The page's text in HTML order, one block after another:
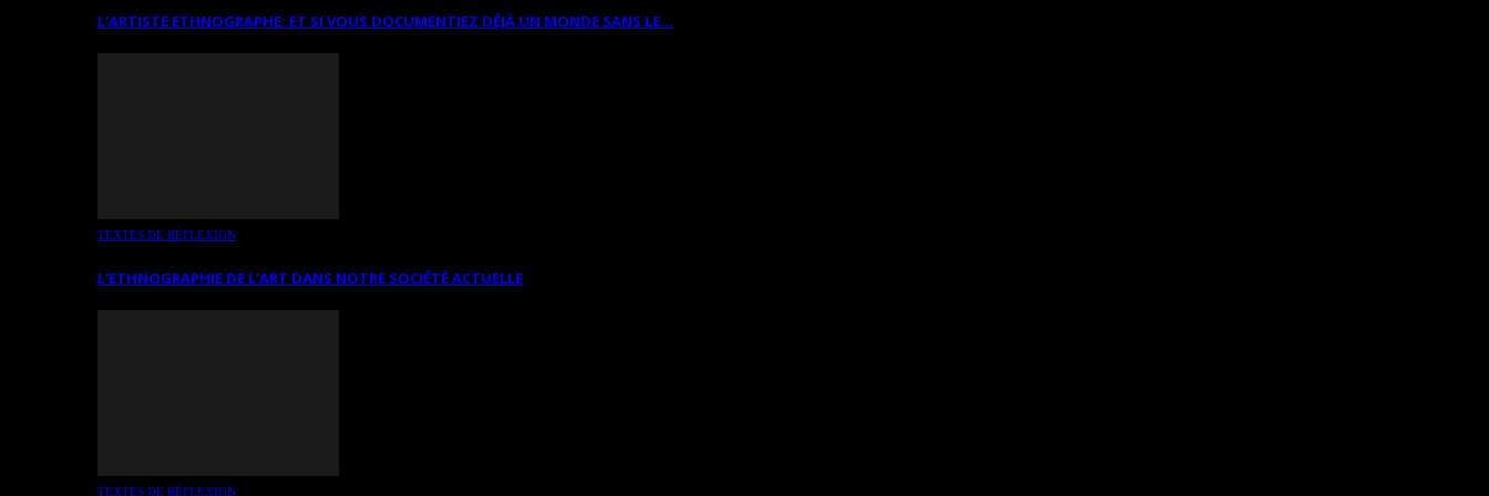
L’ARTISTE ETHNOGRAPHE: ET SI VOUS DOCUMENTIEZ DÉJÀ UN MONDE SANS LE…
TEXTES DE RÉFLEXION
L’ETHNOGRAPHIE DE L’ART DANS NOTRE SOCIÉTÉ ACTUELLE
TEXTES DE RÉFLEXION